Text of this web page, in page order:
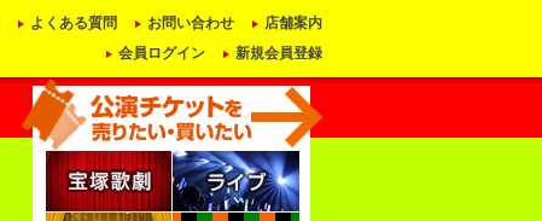
よくある質問 お問い合わせ
店舗案内
会員ログイン
新規会員登録